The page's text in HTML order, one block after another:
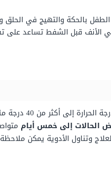
بالحكة والتهيج في الحلق
الأنف قبل الشفط تساعد على
ارتفاع درجة الحرارة من
الحالات إلى خمس أيام
وتناول الأدوية يمكن